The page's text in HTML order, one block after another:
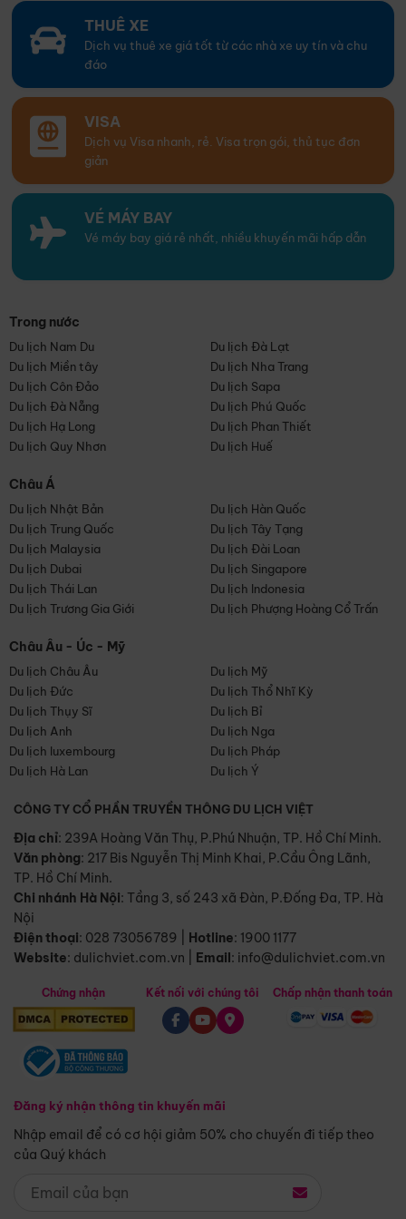
THUÊ XE
Dịch vụ thuê xe giá tốt từ các nhà xe uy tín và chu
đáo
VISA
Dịch vụ Visa nhanh, rẻ. Visa trọn gói, thủ tục đơn
giản
VÉ MÁY BAY
Vé máy bay giá rẻ nhất, nhiều khuyến mãi hấp dẫn
Trong nước
Du lịch Nam Du
Du lịch Đà Lạt
Du lịch Miền tây
Du lịch Nha Trang
Du lịch Côn Đảo
Du lịch Sapa
Du lịch Đà Nẵng
Du lịch Phú Quốc
Du lịch Hạ Long
Du lịch Phan Thiết
Du lịch Quy Nhơn
Du lịch Huế
Châu Á
Du lịch Nhật Bản
Du lịch Hàn Quốc
Du lịch Trung Quốc
Du lịch Tây Tạng
Du lịch Malaysia
Du lịch Đài Loan
Du lịch Dubai
Du lịch Singapore
Du lịch Thái Lan
Du lịch Indonesia
Du lịch Trương Gia Giới
Du lịch Phượng Hoàng Cổ Trấn
Châu Âu - Úc - Mỹ
Du lịch Châu Âu
Du lịch Mỹ
Du lịch Đức
Du lịch Thổ Nhĩ Kỳ
Du lịch Thụy Sĩ
Du lịch Bỉ
Du lịch Anh
Du lịch Nga
Du lịch luxembourg
Du lịch Pháp
Du lịch Hà Lan
Du lịch Ý
CÔNG TY CỔ PHẦN TRUYỀN THÔNG DU LỊCH VIỆT
Địa chỉ: 239A Hoàng Văn Thụ, P.Phú Nhuận, TP. Hồ Chí Minh.
Văn phòng: 217 Bis Nguyễn Thị Minh Khai, P.Cầu Ông Lãnh,
TP. Hồ Chí Minh.
Chi nhánh Hà Nội: Tầng 3, số 243 xã Đàn, P.Đống Đa, TP. Hà
Nội
Điện thoại: 028 73056789 Hotline: 1900 1177
Website: dulichviet.com.vn Email: info@dulichviet.com.vn
Chứng nhận
Đăng ký nhận thông tin khuyến mãi
Nhập email để có cơ hội giảm 50% cho chuyến đi tiếp theo
của Quý khách
Kết nối với chúng tôi Chấp nhận thanh toán